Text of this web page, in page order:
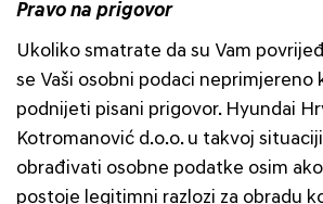
Pravo na prigovor
Ukoliko smatrate da su Vam
se Vaši osobni podaci neprimjereno
podnijeti pisani prigovor. Hyundai
Kotromanović d.o.o. u takvoj
obrađivati osobne podatke osim
postoje legitimni razlozi za obradu